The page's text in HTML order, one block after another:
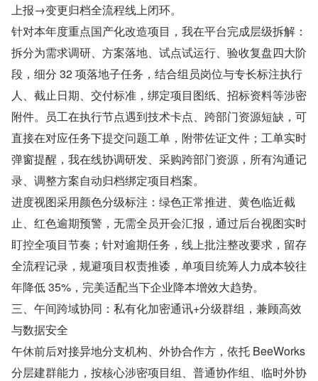
上报→变更归档全流程线上闭环。
针对本年度重点国产化改造项目，我在平台完成层级拆解：
拆分为需求调研、方案落地、试点试运行、验收复盘四大阶
段，细分 32 项落地子任务，结合组员岗位与专长标注执行
人、截止日期、交付标准，绑定项目图纸、招标资料等涉密
附件。员工在执行节点遇到技术卡点、跨部门资源短缺，可
直接在对应任务下提交问题工单，附带佐证文件；工单实时
弹窗提醒，我在线协调研发、采购跨部门资源，所有沟通记
录、调整方案自动归档绑定项目档案。
进度视图采用颜色分级标注：绿色正常推进、黄色临近截
止、红色逾期预警，无需全员开会汇报，通过后台视图实时
盯控全项目节奏；针对逾期任务，线上批注整改要求，留存
全流程记录，规避项目权责推诿，单项目统筹人力成本较往
年降低 35%，完美适配当下企业降本增效大趋势。
三、午间跨域协同：私有化加密通讯+分级群组，兼顾高效
与数据安全
午休前后对接异地分支机构、外协合作方，依托 BeeWorks
分层建群能力，按核心涉密项目组、普通协作组、临时外协